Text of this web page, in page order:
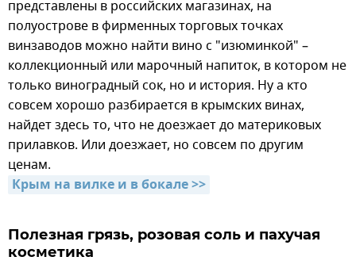
представлены в российских магазинах, на
полуострове в фирменных торговых точках
винзаводов можно найти вино с "изюминкой" –
коллекционный или марочный напиток, в котором не
только виноградный сок, но и история. Ну а кто
совсем хорошо разбирается в крымских винах,
найдет здесь то, что не доезжает до материковых
прилавков. Или доезжает, но совсем по другим
ценам.
Крым на вилке и в бокале >>
Полезная грязь, розовая соль и пахучая
косметика